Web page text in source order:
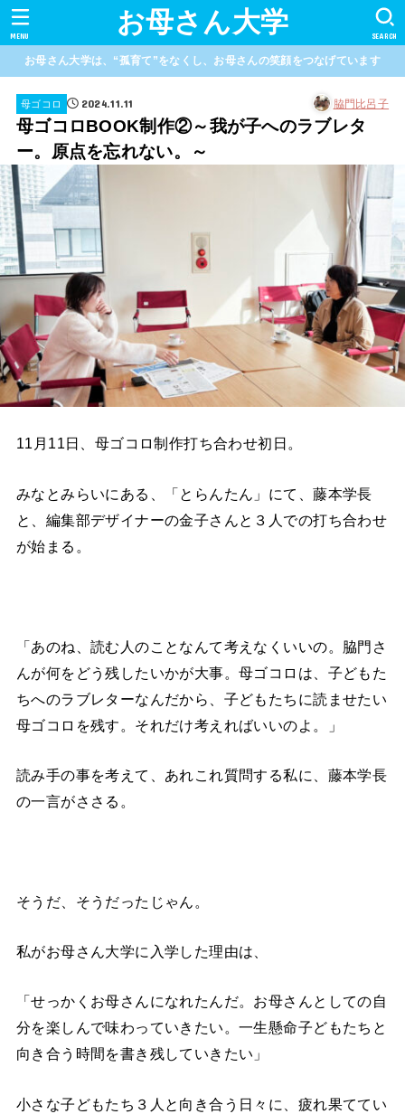
お母さん大学 SEARCH
MENU
お母さん大学は、“孤育て”をなくし、お母さんの笑顔をつなげています
母ゴコロ 2024.11.11 脇門比呂子
母ゴコロBOOK制作②～我が子へのラブレタ
ー。原点を忘れない。～
11月11日、母ゴコロ制作打ち合わせ初日。
みなとみらいにある、「とらんたん」にて、藤本学長
と、編集部デザイナーの金子さんと３人での打ち合わせ
が始まる。
「あのね、読む人のことなんて考えなくいいの。脇門さ
んが何をどう残したいかが大事。母ゴコロは、子どもた
ちへのラブレターなんだから、子どもたちに読ませたい
母ゴコロを残す。それだけ考えればいいのよ。」
読み手の事を考えて、あれこれ質問する私に、藤本学長
の一言がささる。
そうだ、そうだったじゃん。
私がお母さん大学に入学した理由は、
「せっかくお母さんになれたんだ。お母さんとしての自
分を楽しんで味わっていきたい。一生懸命子どもたちと
向き合う時間を書き残していきたい」
小さな子どもたち３人と向き合う日々に、疲れ果ててい